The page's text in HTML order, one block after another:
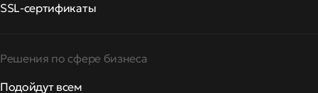
SSL-сертификаты
Решения по сфере бизнеса
Подойдут всем